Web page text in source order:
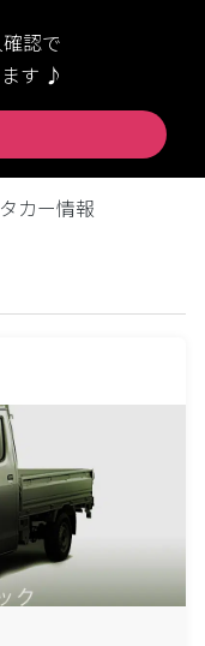
認で
す ♪
カー情報